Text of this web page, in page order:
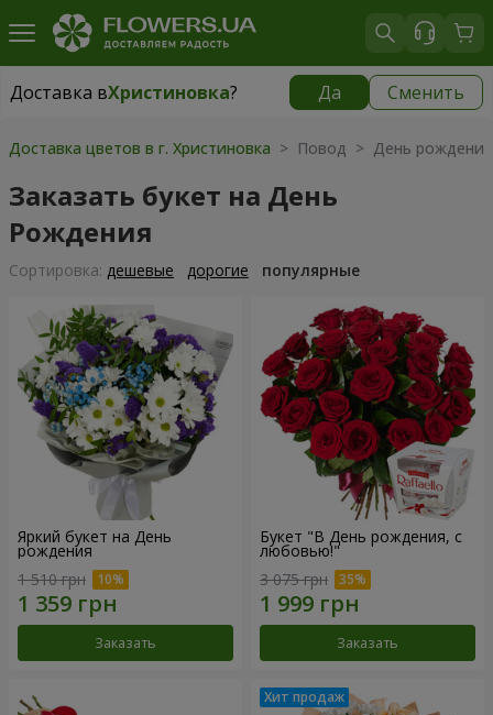
Доставка вХристиновка? Да Сменить
Доставка вХристиновка|
Доставка цветов в г. Христиновка > Повод > День рождения
Заказать букет на День
Рождения
Cортировка: дешевые дорогие популярные
Яркий букет на День
рождения
1 510 грн
Заказать
Букет "В День рождения, с
любовью!"
3 075 грн
Заказать